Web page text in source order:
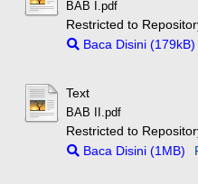
BAB I.pdf
Restricted to
Baca Disini (179kB)
Text
BAB II.pdf
Restricted to
Baca Disini (1MB)